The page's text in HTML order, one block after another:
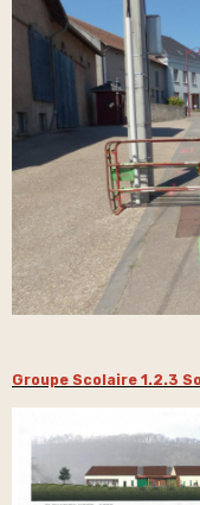
Groupe Scolaire 1.2.3